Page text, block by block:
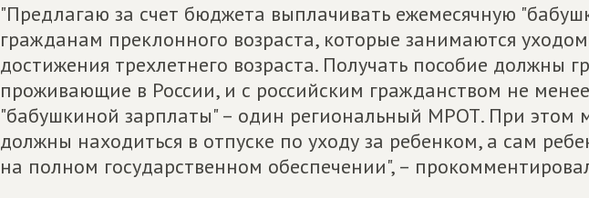
"Предлагаю за счет бюджета выплачивать ежемесячную
гражданам преклонного возраста, которые занимаются
достижения трехлетнего возраста. Получать пособие должны
проживающие в России, и с российским гражданством не
"бабушкиной зарплаты" – один региональный МРОТ. При этом
должны находиться в отпуске по уходу за ребенком, а сам
на полном государственном обеспечении", –